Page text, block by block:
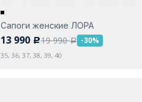
Сапоги женские ЛОРА
13 990 c19 990a -30%
35, 36, 37, 38, 39, 40